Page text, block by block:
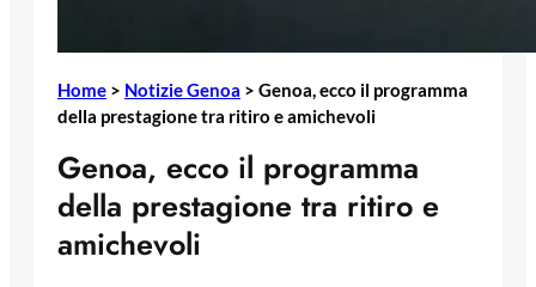
Home > Notizie Genoa > Genoa, ecco il programma
della prestagione tra ritiro e amichevoli
Genoa, ecco il programma
della prestagione tra ritiro e
amichevoli